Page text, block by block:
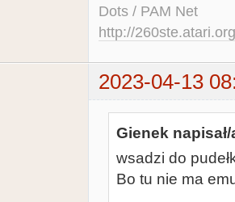
Dots / PAM Net
http://260ste.atari.org
2023-04-13
Gienek napisał/
wsadzi do
Bo tu nie ma